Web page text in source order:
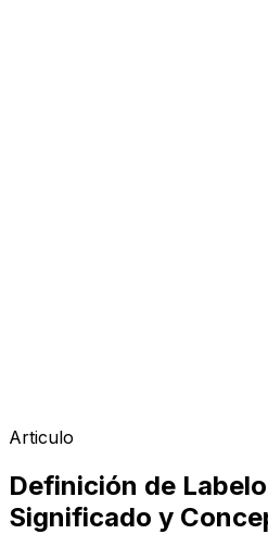
Articulo
Definición de
Significado y